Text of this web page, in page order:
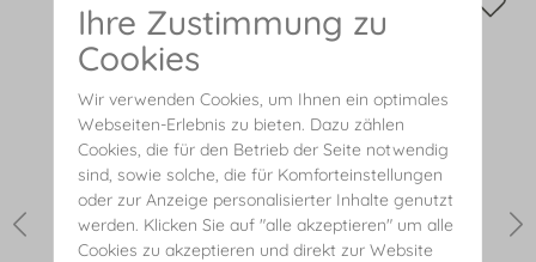
Ihre Zustimmung zu
Cookies
Wir verwenden Cookies, um Ihnen ein optimales
Webseiten-Erlebnis zu bieten. Dazu zählen
Cookies, die für den Betrieb der Seite notwendig
sind, sowie solche, die für Komforteinstellungen
oder zur Anzeige personalisierter Inhalte genutzt
werden. Klicken Sie auf "alle akzeptieren" um alle
Cookies zu akzeptieren und direkt zur Website